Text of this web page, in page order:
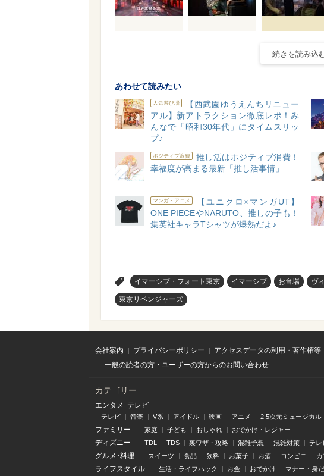
続きを読み込
あわせて読みたい
人気遊び場
【西武園ゆうえんちリニュー
アル】新アトラクション徹底レポ！み
んなで「昭和30年代」にタイムスリッ
プ♪
ポジティブ浪費
推し活はポジティブ消費！
幸福度が高まる最新「推し活事情」
マンガ・アニメ
【ユニクロ×マンガUT】
ONE PIECEやNARUTO、推しの子も！
集英社キャラTシャツが爆熱だよ♪
イマーシブ・フォート東京 イマーシブ お台場 ヴ
東京リベンジャーズ
会社案内 プライバシーポリシー アクセスデータの利用・著作権等
一般の読者の方・ユーザーの方からのお問い合わせ
カテゴリー
エンタメ･テレビ
テレビ 音楽 V系 アイドル 映画 アニメ 2.5次元ミュージカル
ファミリー 家庭 子ども おしゃれ おでかけ・レジャー
ディズニー TDL TDS 裏ワザ・攻略 混雑予想 混雑対策 テレ
グルメ･料理 スイーツ 食品 飲料 お菓子 お酒 コンビニ
ライフスタイル 生活・ライフハック お金 おでかけ マナー・身